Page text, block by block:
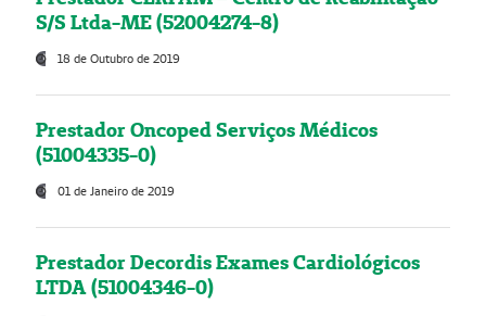
S/S Ltda-ME (52004274-8)
18 de Outubro de 2019
Prestador Oncoped Serviços Médicos
(51004335-0)
01 de Janeiro de 2019
Prestador Decordis Exames Cardiológicos
LTDA (51004346-0)